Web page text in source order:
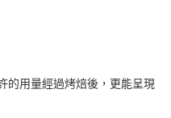
的用量經過烤焙後，更能呈現